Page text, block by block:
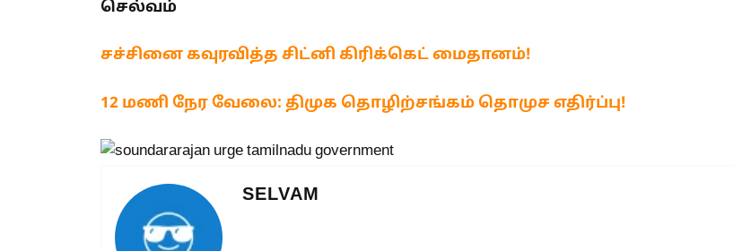
செல்வம்
சச்சினை கவுரவித்த சிட்னி கிரிக்கெட் மைதானம்!
12 மணி நேர வேலை: திமுக தொழிற்சங்கம் தொமுச எதிர்ப்பு!
SELVAM